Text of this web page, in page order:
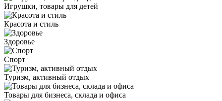
Игрушки, товары для детей
Красота и стиль
Здоровье
Спорт
Туризм, активный отдых
Товары для бизнеса, склада и офиса